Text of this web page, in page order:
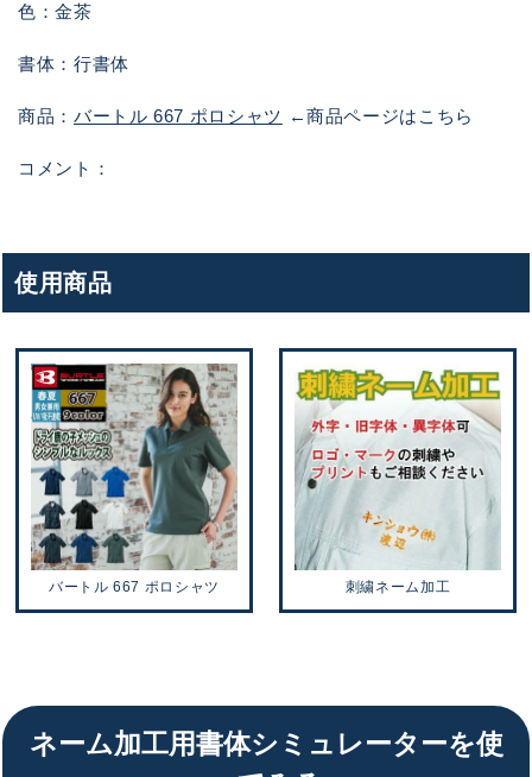
色：金茶
書体：行書体
商品： バートル 667 ポロシャツ ←商品ページはこちら
コメント：
使用商品
バートル 667 ポロシャツ 刺繍ネーム加工
ネーム加工用書体シミュレーターを使